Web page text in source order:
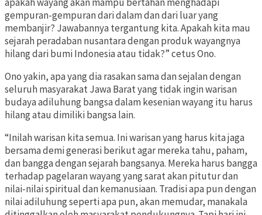
gempuran-gempuran dari dalam dan dari luar yang
membanjir? Jawabannya tergantung kita. Apakah kita mau
sejarah peradaban nusantara dengan produk wayangnya
hilang dari bumi Indonesia atau tidak?” cetus Ono.
Ono yakin, apa yang dia rasakan sama dan sejalan dengan
seluruh masyarakat Jawa Barat yang tidak ingin warisan
budaya adiluhung bangsa dalam kesenian wayang itu harus
hilang atau dimiliki bangsa lain.
“Inilah warisan kita semua. Ini warisan yang harus kita jaga
bersama demi generasi berikut agar mereka tahu, paham,
dan bangga dengan sejarah bangsanya. Mereka harus bangga
terhadap pagelaran wayang yang sarat akan pitutur dan
nilai-nilai spiritual dan kemanusiaan. Tradisi apa pun dengan
nilai adiluhung seperti apa pun, akan memudar, manakala